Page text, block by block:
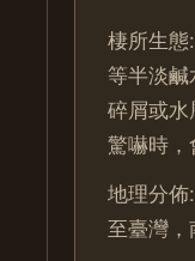
棲所生
等半淡
碎屑或
驚嚇時，
地理分
至臺灣